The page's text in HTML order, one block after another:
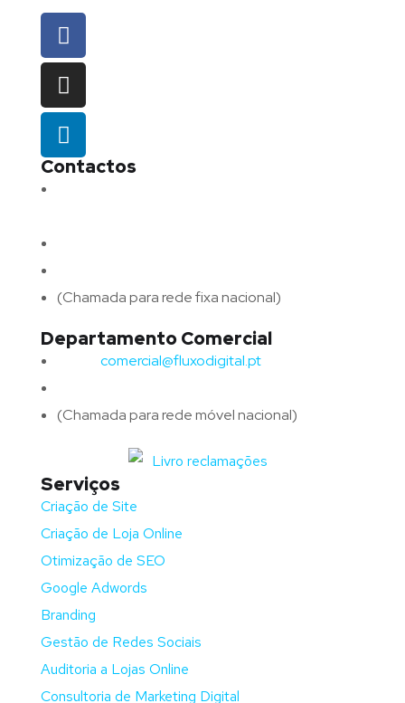
Contactos
(Chamada para rede fixa nacional)
Departamento Comercial
comercial@fluxodigital.pt
(Chamada para rede móvel nacional)
Serviços
Criação de Site
Criação de Loja Online
Otimização de SEO
Google Adwords
Branding
Gestão de Redes Sociais
Auditoria a Lojas Online
Consultoria de Marketing Digital